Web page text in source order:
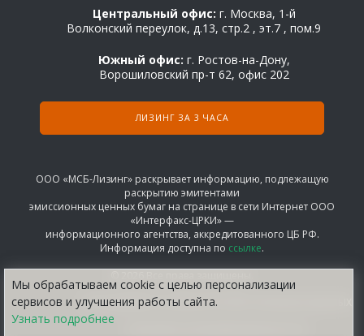
Мы обрабатываем сооkіе с целью персонализации
сервисов и улучшения работы сайта.
Узнать подробнее
Центральный офис: г. Москва, 1-й
Волконский переулок, д.13, стр.2 , эт.7 , пом.9
Южный офис: г. Ростов-на-Дону,
Ворошиловский пр-т 62, офис 202
ЛИЗИНГ ЗА 3 ЧАСА
ООО «МСБ-Лизинг» раскрывает информацию, подлежащую
раскрытию эмитентами
эмиссионных ценных бумаг на странице в сети Интернет ООО
«Интерфакс-ЦРКИ» —
информационного агентства, аккредитованного ЦБ РФ.
Информация доступна по ссылке.
СОГЛАШЕНИЕ НА ОБРАБОТКУ ПЕРСОНАЛЬНЫХ ДАННЫХ